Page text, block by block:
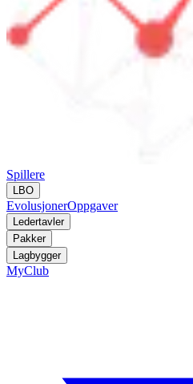
Spillere
LBO
EvolusjonerOppgaver
Ledertavler
Pakker
Lagbygger
MyClub